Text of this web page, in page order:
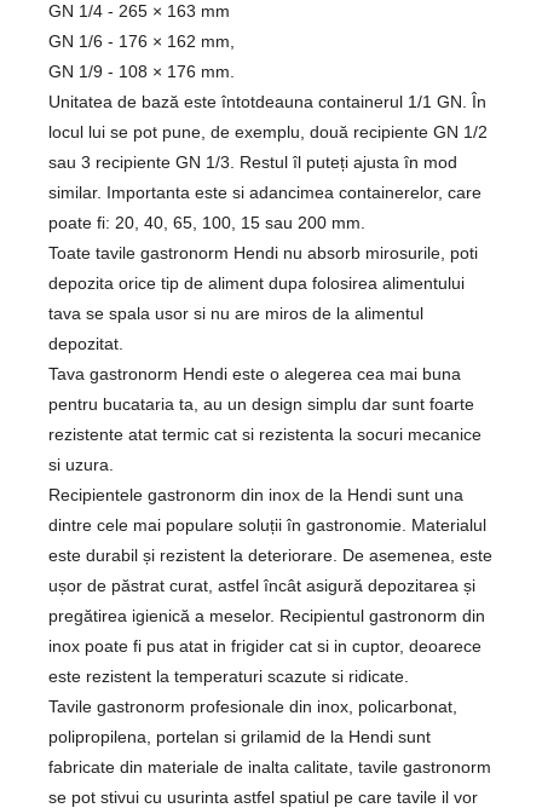
GN 1/4 - 265 × 163 mm
GN 1/6 - 176 × 162 mm,
GN 1/9 - 108 × 176 mm.
Unitatea de bază este întotdeauna containerul 1/1 GN. În
locul lui se pot pune, de exemplu, două recipiente GN 1/2
sau 3 recipiente GN 1/3. Restul îl puteți ajusta în mod
similar. Importanta este si adancimea containerelor, care
poate fi: 20, 40, 65, 100, 15 sau 200 mm.
Toate tavile gastronorm Hendi nu absorb mirosurile, poti
depozita orice tip de aliment dupa folosirea alimentului
tava se spala usor si nu are miros de la alimentul
depozitat.
Tava gastronorm Hendi este o alegerea cea mai buna
pentru bucataria ta, au un design simplu dar sunt foarte
rezistente atat termic cat si rezistenta la socuri mecanice
si uzura.
Recipientele gastronorm din inox de la Hendi sunt una
dintre cele mai populare soluții în gastronomie. Materialul
este durabil și rezistent la deteriorare. De asemenea, este
ușor de păstrat curat, astfel încât asigură depozitarea și
pregătirea igienică a meselor. Recipientul gastronorm din
inox poate fi pus atat in frigider cat si in cuptor, deoarece
este rezistent la temperaturi scazute si ridicate.
Tavile gastronorm profesionale din inox, policarbonat,
polipropilena, portelan si grilamid de la Hendi sunt
fabricate din materiale de inalta calitate, tavile gastronorm
se pot stivui cu usurinta astfel spatiul pe care tavile il vor